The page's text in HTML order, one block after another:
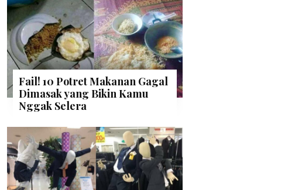
Fail! 10 Potret Makanan Gagal
Dimasak yang Bikin Kamu
Nggak Selera